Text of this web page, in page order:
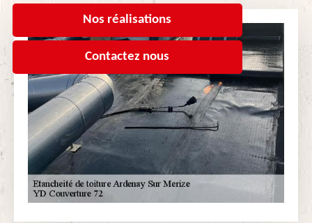
Nos réalisations
Contactez nous